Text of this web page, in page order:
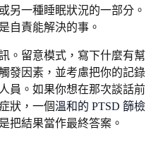
另一種睡眠狀況的一部分。
自責能解決的事。
。留意模式，寫下什麼有幫
發因素，並考慮把你的記錄
員。如果你想在那次談話前
狀，一個溫和的 PTSD 篩檢
把結果當作最終答案。